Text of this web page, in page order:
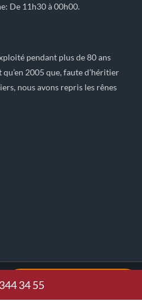
De 11h30 à 00h00.
pendant plus de 80 ans
qu’en 2005 que, faute d’héritier
nous avons repris les rênes
DE VENTE
34 55